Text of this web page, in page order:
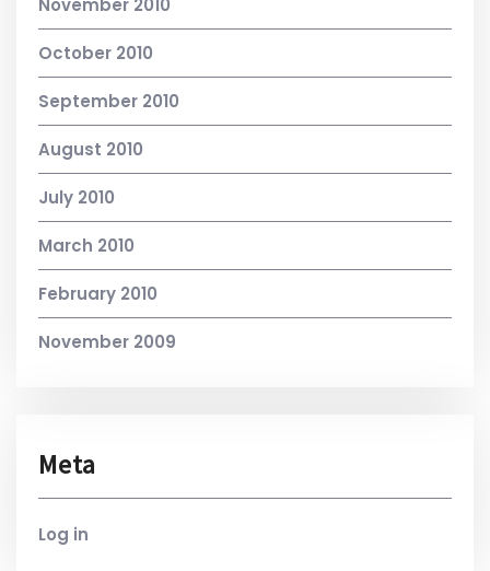
October 2010
September 2010
August 2010
July 2010
March 2010
February 2010
November 2009
Meta
Log in